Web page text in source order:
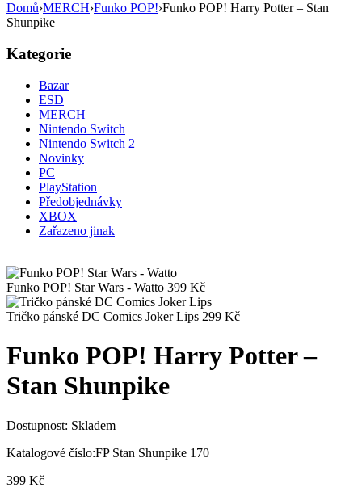
Domů›MERCH›Funko POP!›Funko POP! Harry Potter – Stan
Shunpike
Kategorie
Bazar
ESD
MERCH
Nintendo Switch
Nintendo Switch 2
Novinky
PC
PlayStation
Předobjednávky
XBOX
Zařazeno jinak
Funko POP! Star Wars - Watto 399 Kč
Tričko pánské DC Comics Joker Lips 299 Kč
Funko POP! Harry Potter –
Stan Shunpike
Dostupnost: Skladem
Katalogové číslo:FP Stan Shunpike 170
399 Kč